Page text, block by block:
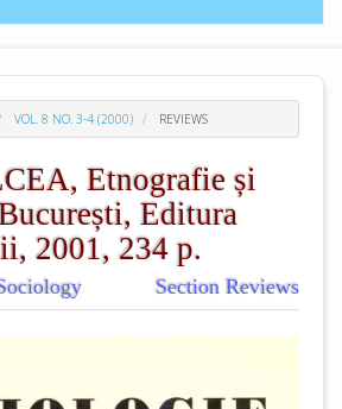
VOL. 8 NO. 3-4 (2000) REVIEWS
Etnografie și
Editura
2001, 234 p.
Section Reviews